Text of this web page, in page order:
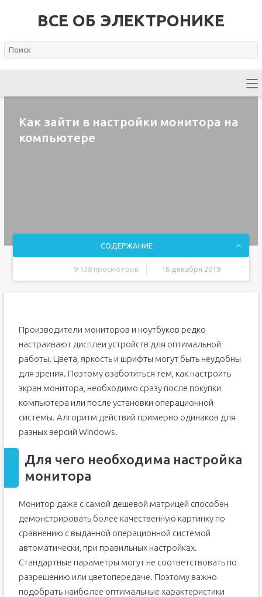
ВСЕ ОБ ЭЛЕКТРОНИКЕ
Как зайти в настройки монитора на
компьютере
СОДЕРЖАНИЕ
9 138 просмотров 16 декабря 2019
Настройка яркости
Индивидуальные настройки цвета (калибровка экрана)
Настройка частоты обновления экрана (герцовки)
Настройка отображения шрифтов
Технология ClearType
Программы для настройки монитора
Изменение темы
Изменение цветовой схемы окон
Изменение фона рабочего стола
Заключение
Для чего необходима настройка
Этапы
Правильное подключение
Установка драйверов
Производители мониторов и ноутбуков редко
настраивают дисплеи устройств для оптимальной
работы. Цвета, яркость и шрифты могут быть неудобны
для зрения. Поэтому озаботиться тем, как настроить
экран монитора, необходимо сразу после покупки
компьютера или после установки операционной
системы. Алгоритм действий примерно одинаков для
разных версий Windows.
Для чего необходима настройка
монитора
Монитор даже с самой дешевой матрицей способен
демонстрировать более качественную картинку по
сравнению с выданной операционной системой
автоматически, при правильных настройках.
Стандартные параметры могут не соответствовать по
разрешению или цветопередаче. Поэтому важно
подобрать наиболее оптимальные характеристики